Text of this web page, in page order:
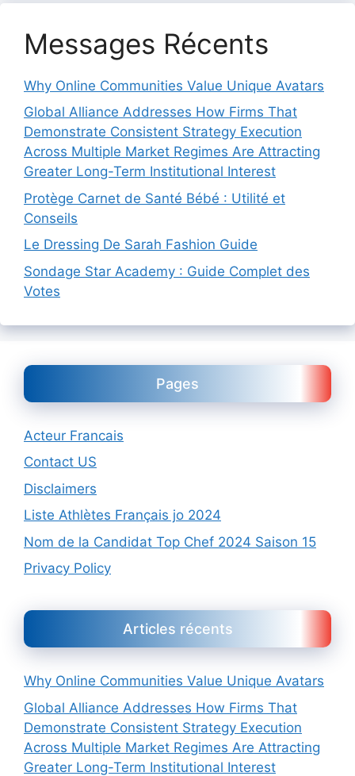
Messages Récents
Why Online Communities Value Unique Avatars
Global Alliance Addresses How Firms That
Demonstrate Consistent Strategy Execution
Across Multiple Market Regimes Are Attracting
Greater Long-Term Institutional Interest
Protège Carnet de Santé Bébé : Utilité et
Conseils
Le Dressing De Sarah Fashion Guide
Sondage Star Academy : Guide Complet des
Votes
Pages
Acteur Francais
Contact US
Disclaimers
Liste Athlètes Français jo 2024
Nom de la Candidat Top Chef 2024 Saison 15
Privacy Policy
Articles récents
Why Online Communities Value Unique Avatars
Global Alliance Addresses How Firms That
Demonstrate Consistent Strategy Execution
Across Multiple Market Regimes Are Attracting
Greater Long-Term Institutional Interest